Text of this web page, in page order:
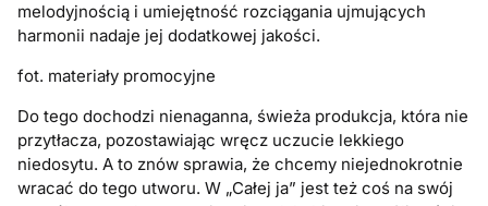
melodyjnością i umiejętność rozciągania ujmujących
harmonii nadaje jej dodatkowej jakości.
fot. materiały promocyjne
Do tego dochodzi nienaganna, świeża produkcja, która nie
przytłacza, pozostawiając wręcz uczucie lekkiego
niedosytu. A to znów sprawia, że chcemy niejednokrotnie
wracać do tego utworu. W „Całej ja” jest też coś na swój